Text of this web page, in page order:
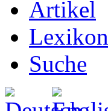
Artikel
Lexikon
Suche